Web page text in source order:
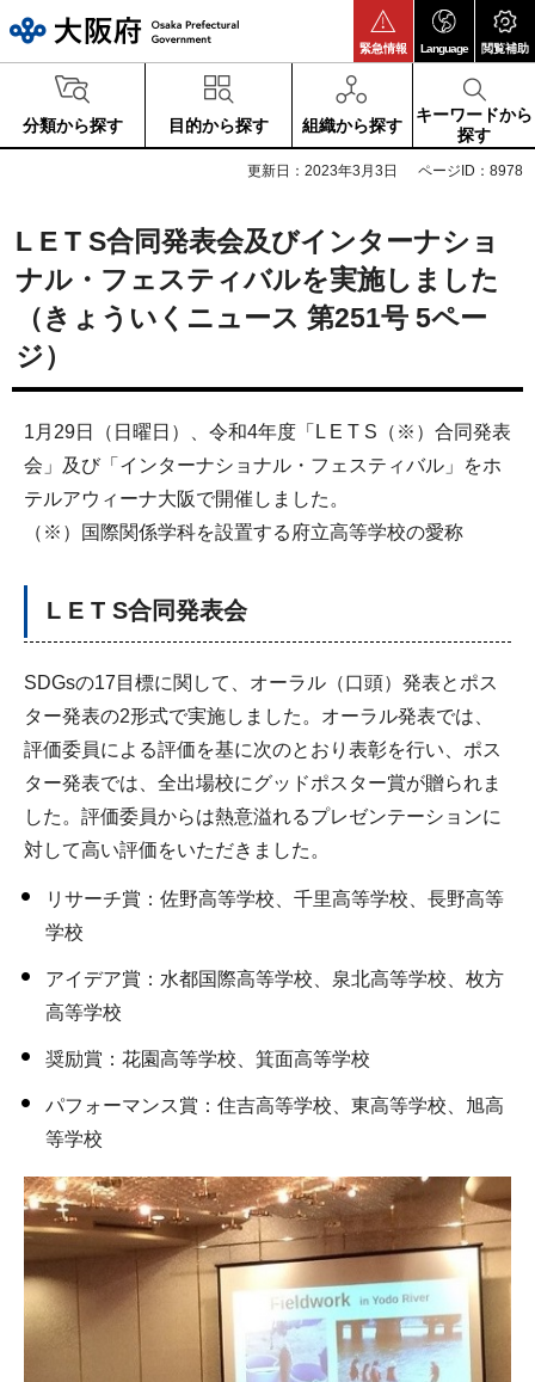
緊急情報 Language 閲覧補助
分類から探す 目的から探す 組織から探す
キーワードから
探す
更新日：2023年3月3日 ページID：8978
L E T S合同発表会及びインターナショ
ナル・フェスティバルを実施しました
（きょういくニュース 第251号 5ペー
ジ）
1月29日（日曜日）、令和4年度「L E T S（※）合同発表
会」及び「インターナショナル・フェスティバル」をホ
テルアウィーナ大阪で開催しました。
（※）国際関係学科を設置する府立高等学校の愛称
L E T S合同発表会
SDGsの17目標に関して、オーラル（口頭）発表とポス
ター発表の2形式で実施しました。オーラル発表では、
評価委員による評価を基に次のとおり表彰を行い、ポス
ター発表では、全出場校にグッドポスター賞が贈られま
した。評価委員からは熱意溢れるプレゼンテーションに
対して高い評価をいただきました。
リサーチ賞：佐野高等学校、千里高等学校、長野高等
学校
アイデア賞：水都国際高等学校、泉北高等学校、枚方
高等学校
奨励賞：花園高等学校、箕面高等学校
パフォーマンス賞：住吉高等学校、東高等学校、旭高
等学校